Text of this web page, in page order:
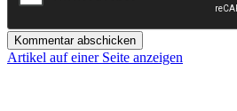
Kommentar abschicken
Artikel auf einer Seite anzeigen